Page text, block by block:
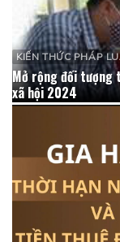
KIẾN THỨC PHÁP
Mở rộng đối tượng
xã hội 2024